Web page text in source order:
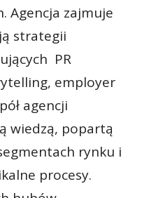
Agencja zajmuje
strategii
PR
employer
agencji
wiedzą, popartą
rynku i
procesy.